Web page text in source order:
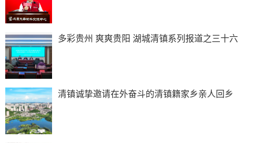
多彩贵州 爽爽贵阳 湖城清镇系列报道之三十六
清镇诚挚邀请在外奋斗的清镇籍家乡亲人回乡